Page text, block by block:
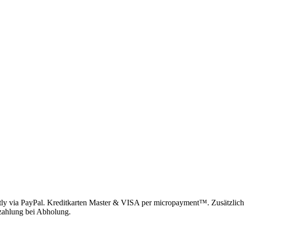
via PayPal. Kreditkarten Master & VISA per micropayment™. Zusätzlich
bei Abholung.